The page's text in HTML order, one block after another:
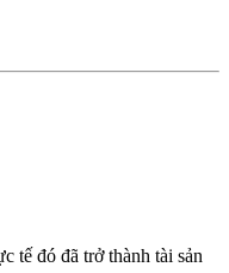
tế đó đã trở thành tài sản